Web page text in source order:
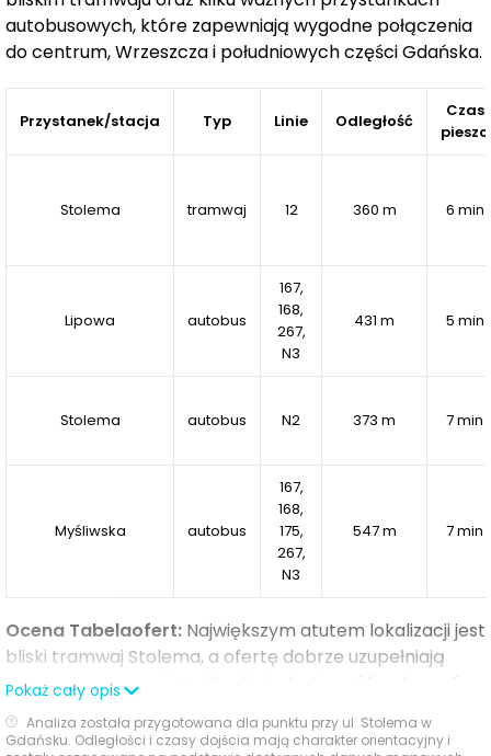
Jasienia, Ujeściska i Migowa– należy do najbardziej
dynamicznie rozwijających się obszarów miasta,
oferując coraz bogatszą infrastrukturę edukacyjną,
handlową i rekreacyjną.
Za realizację projektu odpowiadaNovisa Development
doświadczeniem
na rynku mieszkaniowym. Na koncie
tysiące oddanych do użytku domów i mieszkań.Wille
to pierwsza inwestycja Novisy w Gdańsku –
zaprojektowana z dbałością o każdy detal, oparta na
sprawdzonych rozwiązaniach i poparta wiedzą
zdobytą w najbardziej wymagających lokalizacjach w
Jeśli marzysz o własnym domu z ogrodem w Gdańsku,
estetykę z funkcją,
miastailokalizację z trwałą wartością, ta inwestycja
została stworzona właśnie dla Ciebie.
autobusowych, które zapewniają wygodne połączenia
do centrum, Wrzeszcza i południowych części Gdańska.
Przystanek/stacja Typ Linie Odległość
Czas
pieszo
Stolema tramwaj 12 360 m 6 min
Lipowa autobus
167,
168,
267,
N3
431 m 5 min
Stolema autobus N2 373 m 7 min
Myśliwska autobus
167,
168,
175,
267,
N3
547 m 7 min
Ocena Tabelaofert: Największym atutem lokalizacji jest
bliski tramwaj Stolema, a ofertę dobrze uzupełniają
autobusy z Lipowej i Myśliwskiej, choć część połączeń
kierunkowo się powiela.
Pokaż cały opis
Analiza została przygotowana dla punktu przy ul. Stolema w
Gdańsku. Odległości i czasy dojścia mają charakter orientacyjny i